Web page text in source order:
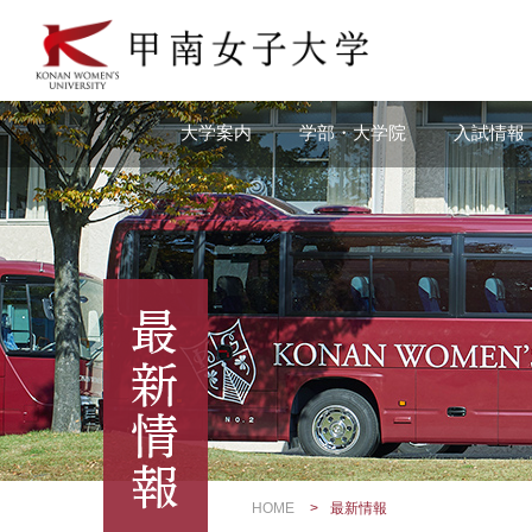
リ
ン
ク
ナ
ビ
ー
シ
ョ
ン
へ
の
リ
ン
ク
大学案内 学部・大学院 入試情報
HOME 最新情報